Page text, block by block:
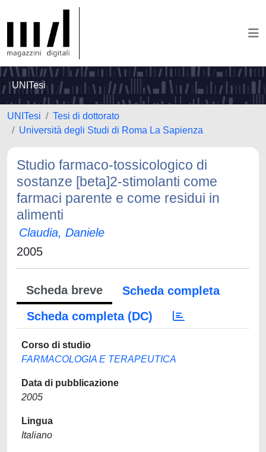
UNITesi
UNITesi
Tesi di dottorato
Università degli Studi di Roma La Sapienza
Studio farmaco-tossicologico di
sostanze [beta]2-stimolanti come
farmaci parente e come residui in
alimenti
Claudia, Daniele
2005
Scheda breve
Scheda completa
Scheda completa (DC)
Corso di studio
FARMACOLOGIA E TERAPEUTICA
Data di pubblicazione
2005
Lingua
Italiano